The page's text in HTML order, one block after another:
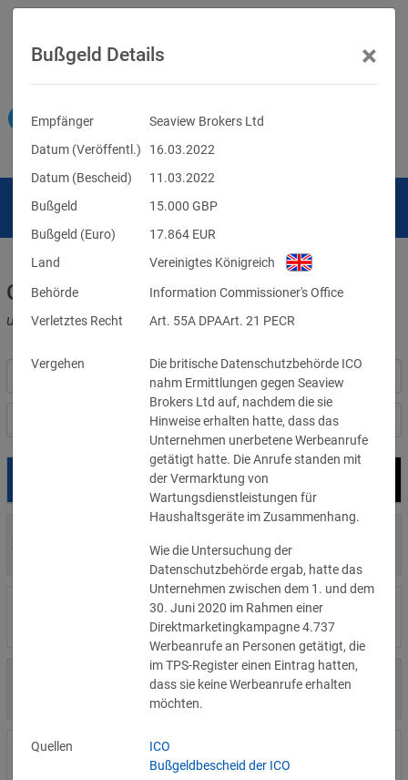
Geldbußen für DSGVO-Verstöße
und für Verletzungen anderer Datenschutzgesetze
Nach Land filtern
Bußgeld Empfänger
29.07.2026
»Details
Privatperson
1.715.600 €
»Details
Wind Tre
6.358 €
»Details
Privatperson
8.500 €
»Details
Wirtschaftsprüfungsgesellschaft
Bußgeld Details ×
Empfänger
Seaview Brokers Ltd
Datum (Veröffentl.)
16.03.2022
Datum (Bescheid)
11.03.2022
Bußgeld
15.000 GBP
Bußgeld (Euro)
17.864 EUR
Land
Vereinigtes Königreich
Behörde
Information Commissioner's Office
Verletztes Recht
Art. 55A DPAArt. 21 PECR
Vergehen
Die britische Datenschutzbehörde ICO
nahm Ermittlungen gegen Seaview
Brokers Ltd auf, nachdem die sie
Hinweise erhalten hatte, dass das
Unternehmen unerbetene Werbeanrufe
getätigt hatte. Die Anrufe standen mit
der Vermarktung von
Wartungsdienstleistungen für
Haushaltsgeräte im Zusammenhang.
Wie die Untersuchung der
Datenschutzbehörde ergab, hatte das
Unternehmen zwischen dem 1. und dem
30. Juni 2020 im Rahmen einer
Direktmarketingkampagne 4.737
Werbeanrufe an Personen getätigt, die
im TPS-Register einen Eintrag hatten,
dass sie keine Werbeanrufe erhalten
möchten.
Quellen
ICO
Bußgeldbescheid der ICO